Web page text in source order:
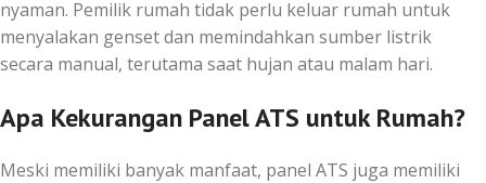
nyaman. Pemilik rumah tidak perlu keluar rumah untuk
menyalakan genset dan memindahkan sumber listrik
secara manual, terutama saat hujan atau malam hari.
Apa Kekurangan Panel ATS untuk Rumah?
Meski memiliki banyak manfaat, panel ATS juga memiliki